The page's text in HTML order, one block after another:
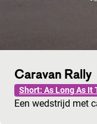
Caravan Rally
Short: As Long As It
Een wedstrijd met